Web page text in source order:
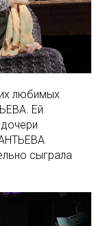
любимых
Ей
сыграла